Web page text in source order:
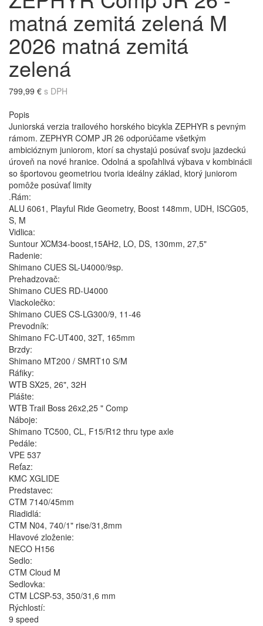
matná zemitá zelená M
2026 matná zemitá
zelená
799,99 € s DPH
Popis
Juniorská verzia trailového horského bicykla ZEPHYR s pevným
rámom. ZEPHYR COMP JR 26 odporúčame všetkým
ambicióznym juniorom, ktorí sa chystajú posúvať svoju jazdeckú
úroveň na nové hranice. Odolná a spoľahlivá výbava v kombinácii
so športovou geometriou tvoria ideálny základ, ktorý juniorom
pomôže posúvať limity
.Rám:
ALU 6061, Playful Ride Geometry, Boost 148mm, UDH, ISCG05,
S, M
Vidlica:
Suntour XCM34-boost,15AH2, LO, DS, 130mm, 27,5"
Radenie:
Shimano CUES SL-U4000/9sp.
Prehadzovač:
Shimano CUES RD-U4000
Viackolečko:
Shimano CUES CS-LG300/9, 11-46
Prevodník:
Shimano FC-UT400, 32T, 165mm
Brzdy:
Shimano MT200 / SMRT10 S/M
Ráfiky:
WTB SX25, 26", 32H
Plášte:
WTB Trail Boss 26x2,25 " Comp
Náboje:
Shimano TC500, CL, F15/R12 thru type axle
Pedále:
VPE 537
Reťaz:
KMC XGLIDE
Predstavec:
CTM 7140/45mm
Riadidlá:
CTM N04, 740/1" rise/31,8mm
Hlavové zloženie:
NECO H156
Sedlo:
CTM Cloud M
Sedlovka:
CTM LCSP-53, 350/31,6 mm
Rýchlostí:
9 speed